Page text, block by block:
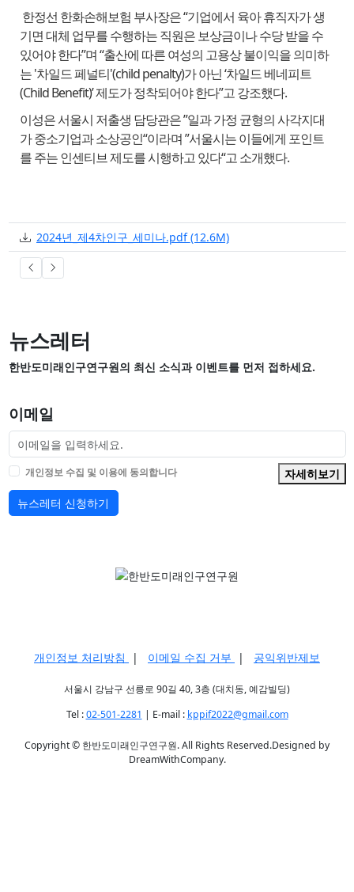
한정선 한화손해보험 부사장은 “기업에서 육아 휴직자가 생
기면 대체 업무를 수행하는 직원은 보상금이나 수당 받을 수
있어야 한다”며 “출산에 따른 여성의 고용상 불이익을 의미하
는 '차일드 페널티'(child penalty)가 아닌 ‘차일드 베네피트
(Child Benefit)’ 제도가 정착되어야 한다”고 강조했다.
이성은 서울시 저출생 담당관은 ”일과 가정 균형의 사각지대
가 중소기업과 소상공인“이라며 ”서울시는 이들에게 포인트
를 주는 인센티브 제도를 시행하고 있다“고 소개했다.
첨부
2024년_제4차인구_세미나.pdf파일크기
(12.6M)
뉴스레터
한반도미래인구연구원의 최신 소식과 이벤트를 먼저 접하세요.
이메일
개인정보 수집 및 이용에 동의합니다
자세히보기
뉴스레터 신청하기
개인정보 처리방침 | 이메일 수집 거부 | 공익위반제보
서울시 강남구 선릉로 90길 40, 3층 (대치동, 예감빌딩)
Tel :02-501-2281 | E-mail : kppif2022@gmail.com
Copyright © 한반도미래인구연구원. All Rights Reserved.Designed by
DreamWithCompany.